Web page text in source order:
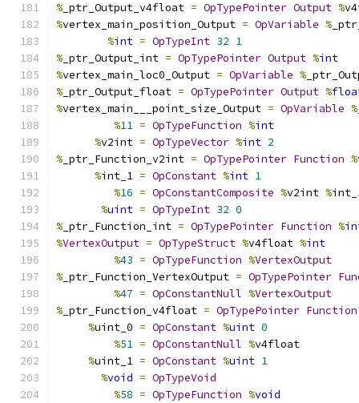
% _ptr_Output_v4float = OpTypePointer Output %
%vertex_main_position_Output = OpVariable %
%int = OpTypeInt 32 1
% _ptr_Output_int = OpTypePointer Output %int
%vertex_main_loc0_Output = OpVariable %
% _ptr_Output_float = OpTypePointer Output %
%vertex_main___point_size_Output = OpVariable %
%11 = OpTypeFunction %int
%v2int = OpTypeVector %int 2
% _ptr_Function_v2int = OpTypePointer Function %
%int_1 = OpConstant %int 1
%16 = OpConstantComposite %v2int %
%uint = OpTypeInt 32 0
% _ptr_Function_int = OpTypePointer Function %
%VertexOutput = OpTypeStruct %v4float %int
%43 = OpTypeFunction %VertexOutput
% _ptr_Function_VertexOutput = OpTypePointer
%47 = OpConstantNull %VertexOutput
% _ptr_Function_v4float = OpTypePointer Function
%uint_0 = OpConstant %uint 0
%51 = OpConstantNull %v4float
%uint_1 = OpConstant %uint 1
%void = OpTypeVoid
%58 = OpTypeFunction %void